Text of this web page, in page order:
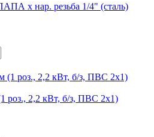
х нар. резьба 1/4" (сталь)
роз., 2,2 кВт, б/з, ПВС 2х1)